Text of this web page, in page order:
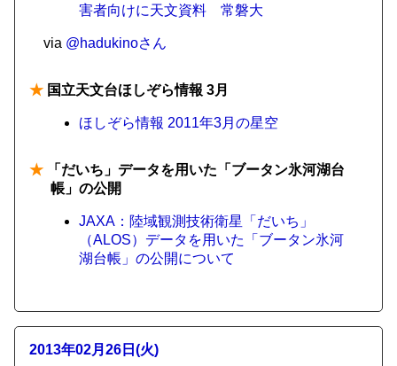
害者向けに天文資料 常磐大
via @hadukinoさん
★ 国立天文台ほしぞら情報 3月
ほしぞら情報 2011年3月の星空
★ 「だいち」データを用いた「ブータン氷河湖台
帳」の公開
JAXA：陸域観測技術衛星「だいち」
（ALOS）データを用いた「ブータン氷河
湖台帳」の公開について
2013年02月26日(火)